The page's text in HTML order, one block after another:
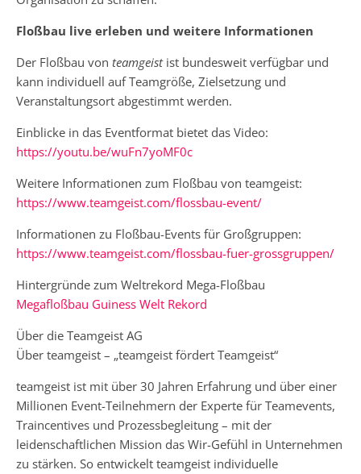
Floßbau live erleben und weitere Informationen
Der Floßbau von teamgeistist bundesweit verfügbar und
kann individuell auf Teamgröße, Zielsetzung und
Veranstaltungsort abgestimmt werden.
Einblicke in das Eventformat bietet das Video:
https://youtu.be/wuFn7yoMF0c
Weitere Informationen zum Floßbau von teamgeist:
https://www.teamgeist.com/flossbau-event/
Informationen zu Floßbau-Events für Großgruppen:
https://www.teamgeist.com/flossbau-fuer-grossgruppen/
Hintergründe zum Weltrekord Mega-Floßbau
Megafloßbau Guiness Welt Rekord
Über die Teamgeist AG
Über teamgeist – „teamgeist fördert Teamgeist“
teamgeist ist mit über 30 Jahren Erfahrung und über einer
Millionen Event-Teilnehmern der Experte für Teamevents,
Traincentives und Prozessbegleitung – mit der
leidenschaftlichen Mission das Wir-Gefühl in Unternehmen
zu stärken. So entwickelt teamgeist individuelle